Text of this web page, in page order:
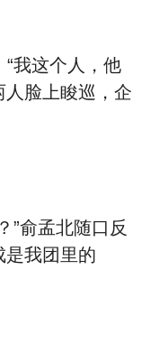
这个人，他
人脸上睃巡，企
俞孟北随口反
是我团里的